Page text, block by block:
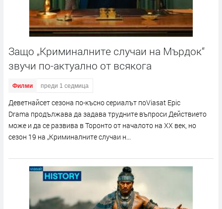
Защо „Криминалните случаи на Мърдок“
звучи по-актуално от всякога
Филми преди 1 седмица
Деветнайсет сезона по-късно сериалът поViasat Epic
Drama продължава да задава трудните въпроси Действието
може и да се развива в Торонто от началото на XX век, но
сезон 19 на „Криминалните случаи н...